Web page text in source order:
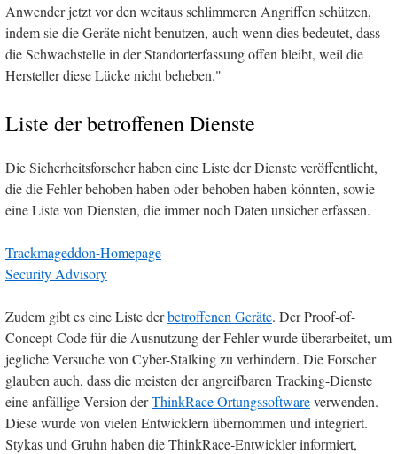
Anwender jetzt vor den weitaus schlimmeren Angriffen schützen,
indem sie die Geräte nicht benutzen, auch wenn dies bedeutet, dass
die Schwachstelle in der Standorterfassung offen bleibt, weil die
Hersteller diese Lücke nicht beheben."
Liste der betroffenen Dienste
Die Sicherheitsforscher haben eine Liste der Dienste veröffentlicht,
die die Fehler behoben haben oder behoben haben könnten, sowie
eine Liste von Diensten, die immer noch Daten unsicher erfassen.
Trackmageddon-Homepage
Security Advisory
Zudem gibt es eine Liste derbetroffenen Geräte. Der Proof-of-
Concept-Code für die Ausnutzung der Fehler wurde überarbeitet, um
jegliche Versuche von Cyber-Stalking zu verhindern. Die Forscher
glauben auch, dass die meisten der angreifbaren Tracking-Dienste
eine anfällige Version derThinkRace Ortungssoftwareverwenden.
Diese wurde von vielen Entwicklern übernommen und integriert.
Stykas und Gruhn haben die ThinkRace-Entwickler informiert,